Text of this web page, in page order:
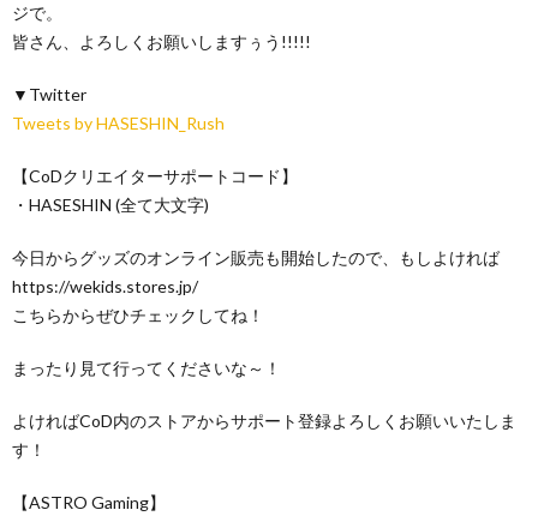
ジで。
皆さん、よろしくお願いしますぅう!!!!!
▼Twitter
Tweets by HASESHIN_Rush
【CoDクリエイターサポートコード】
・HASESHIN (全て大文字)
今日からグッズのオンライン販売も開始したので、もしよければ
https://wekids.stores.jp/
こちらからぜひチェックしてね！
まったり見て行ってくださいな～！
よければCoD内のストアからサポート登録よろしくお願いいたしま
す！
【ASTRO Gaming】